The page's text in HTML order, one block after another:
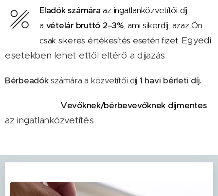
Eladók számára az ingatlanközvetítői díj
a vételár bruttó 2–3%, ami sikerdíj, azaz Ön
csak sikeres értékesítés esetén fizet. Egyedi
esetekben lehet ettől eltérő a díjazás.
Bérbeadókszámára a közvetítői díj 1 havi bérleti díj.
Vevőknek/bérbevevőknek díjmentes
az ingatlanközvetítés.